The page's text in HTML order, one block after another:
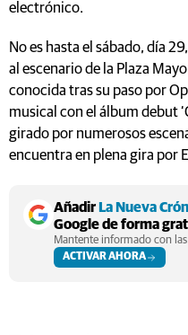
electrónico.
No es hasta el sábado, día
al escenario de la Plaza
conocida tras su paso por
musical con el álbum debut
girado por numerosos
encuentra en plena gira por
Añadir La Nueva
Google de forma
Mantente informado con
ACTIVAR AHORA